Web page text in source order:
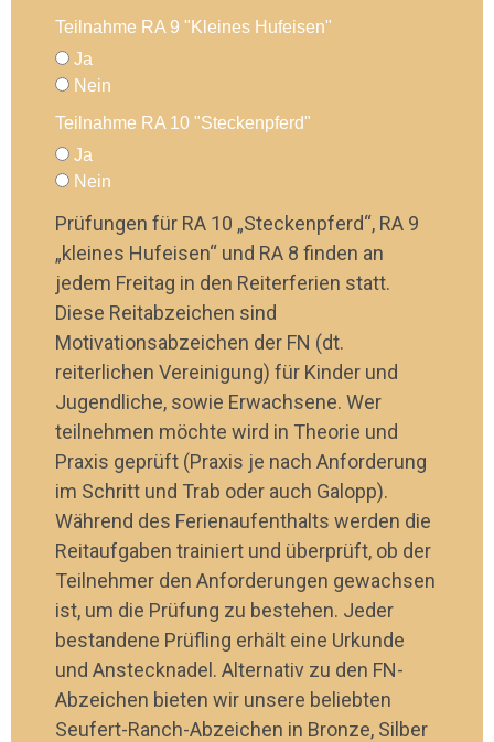
Teilnahme RA 9 "Kleines Hufeisen"
Ja
Nein
Teilnahme RA 10 "Steckenpferd"
Ja
Nein
Prüfungen für RA 10 „Steckenpferd“, RA 9
„kleines Hufeisen“ und RA 8 finden an
jedem Freitag in den Reiterferien statt.
Diese Reitabzeichen sind
Motivationsabzeichen der FN (dt.
reiterlichen Vereinigung) für Kinder und
Jugendliche, sowie Erwachsene. Wer
teilnehmen möchte wird in Theorie und
Praxis geprüft (Praxis je nach Anforderung
im Schritt und Trab oder auch Galopp).
Während des Ferienaufenthalts werden die
Reitaufgaben trainiert und überprüft, ob der
Teilnehmer den Anforderungen gewachsen
ist, um die Prüfung zu bestehen. Jeder
bestandene Prüfling erhält eine Urkunde
und Anstecknadel. Alternativ zu den FN-
Abzeichen bieten wir unsere beliebten
Seufert-Ranch-Abzeichen in Bronze, Silber